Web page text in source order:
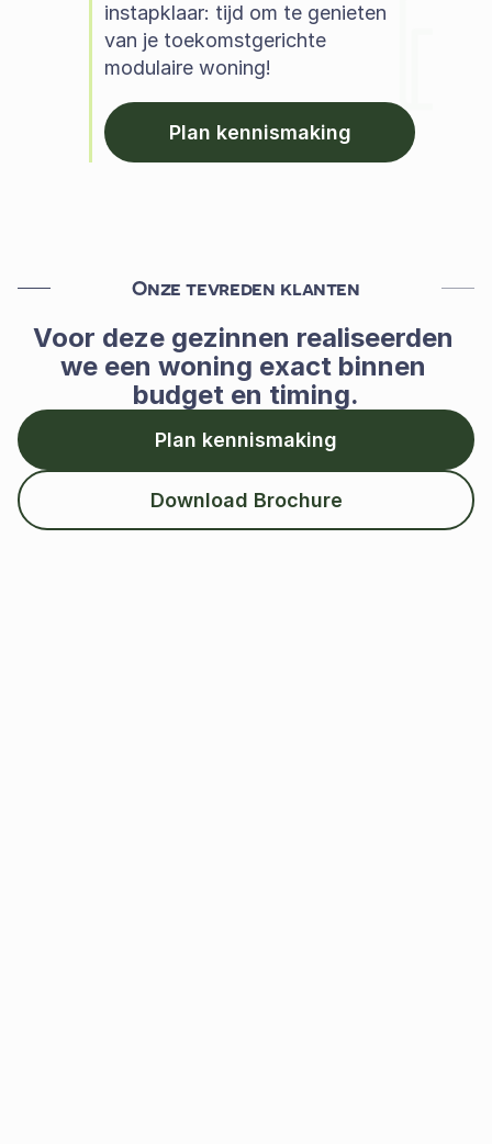
Plan kennismaking
Download Brochure
Onze tevreden klanten
Voor deze gezinnen realiseerden
we een woning exact binnen
budget en timing.
instapklaar: tijd om te genieten
van je toekomstgerichte
modulaire woning!
Plan kennismaking